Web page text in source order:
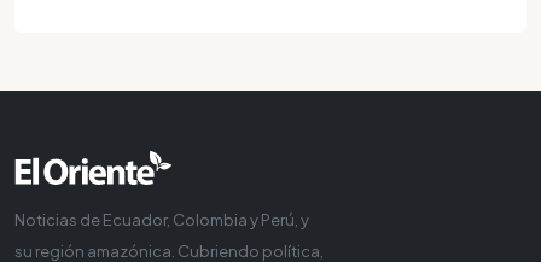
Noticias de Ecuador, Colombia y Perú, y
su región amazónica. Cubriendo política,